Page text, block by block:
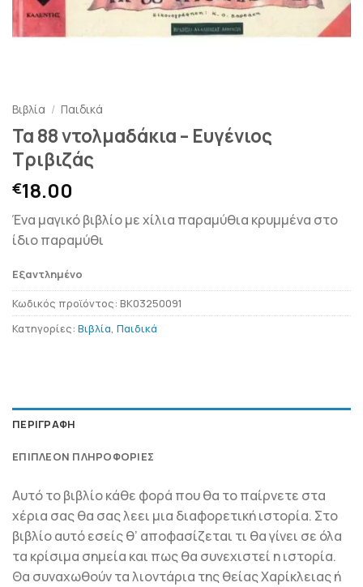
Βιβλία / Παιδικά
Τα 88 ντολμαδάκια – Ευγένιος
Τριβιζάς
€18.00
Ένα μαγικό βιβλίο με χίλια παραμύθια κρυμμένα στο
ίδιο παραμύθι
Εξαντλημένο
Κωδικός προϊόντος: BK03250091
Κατηγορίες: Βιβλία, Παιδικά
ΠΕΡΙΓΡΑΦΉ
ΕΠΙΠΛΈΟΝ ΠΛΗΡΟΦΟΡΊΕΣ
Αυτό το βιβλίο κάθε φορά που θα το παίρνετε στα
χέρια σας θα σας λεει μια διαφορετική ιστορία. Στο
βιβλίο αυτό εσείς θ’ αποφασίζεται τι θα γίνει σε όλα
τα κρίσιμα σημεία και πως θα συνεχιστεί η ιστορία.
Θα συναχωθούν τα λιοντάρια της θείας Χαρίκλειας ή